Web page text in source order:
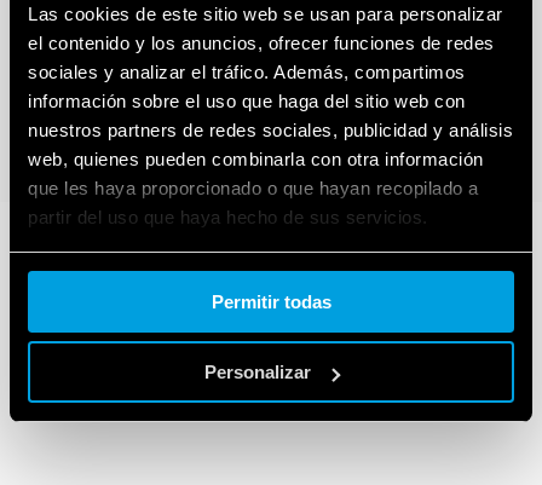
Las cookies de este sitio web se usan para personalizar
el contenido y los anuncios, ofrecer funciones de redes
sociales y analizar el tráfico. Además, compartimos
información sobre el uso que haga del sitio web con
nuestros partners de redes sociales, publicidad y análisis
web, quienes pueden combinarla con otra información
que les haya proporcionado o que hayan recopilado a
partir del uso que haya hecho de sus servicios.
Cookie policy.
Permitir todas
Personalizar